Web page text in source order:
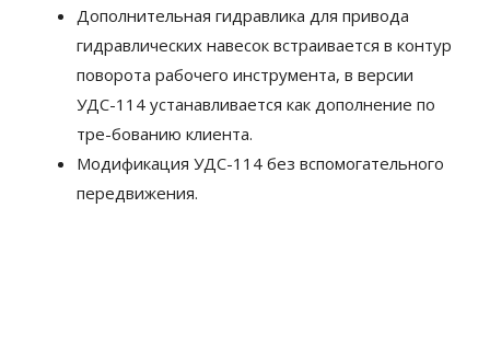
Дополнительная гидравлика для привода
гидравлических навесок встраивается в контур
поворота рабочего инструмента, в версии
УДС-114 устанавливается как дополнение по
тре-бованию клиента.
Модификация УДС-114 без вспомогательного
передвижения.